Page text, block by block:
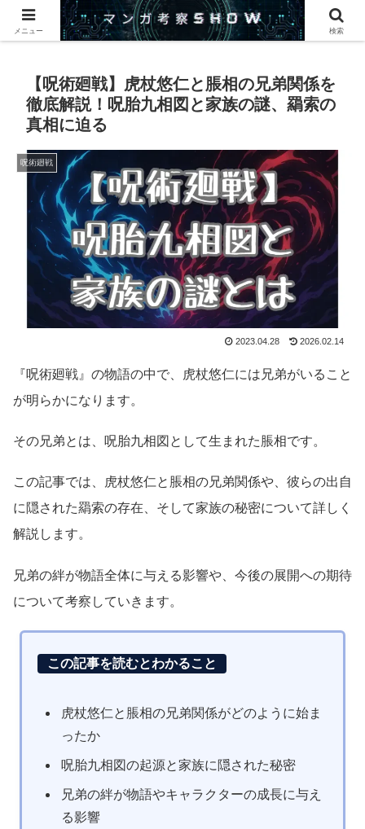
このサイトでは漫画・アニメについて紹介します。
【呪術廻戦】虎杖悠仁と脹相の兄弟関係を
徹底解説！呪胎九相図と家族の謎、羂索の
真相に迫る
呪術廻戦
2023.04.28 2026.02.14
『呪術廻戦』の物語の中で、虎杖悠仁には兄弟がいること
が明らかになります。
その兄弟とは、呪胎九相図として生まれた脹相です。
この記事では、虎杖悠仁と脹相の兄弟関係や、彼らの出自
に隠された羂索の存在、そして家族の秘密について詳しく
解説します。
兄弟の絆が物語全体に与える影響や、今後の展開への期待
について考察していきます。
この記事を読むとわかること
虎杖悠仁と脹相の兄弟関係がどのように始ま
ったか
呪胎九相図の起源と家族に隠された秘密
兄弟の絆が物語やキャラクターの成長に与え
る影響
メニュー 検索